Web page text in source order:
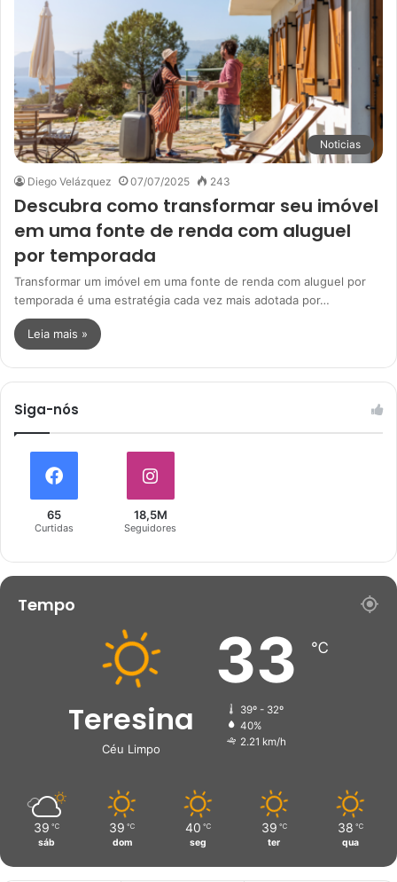
Noticias
Diego Velázquez 07/07/2025 243
Descubra como transformar seu imóvel
em uma fonte de renda com aluguel
por temporada
Transformar um imóvel em uma fonte de renda com aluguel por
temporada é uma estratégia cada vez mais adotada por…
Leia mais »
Siga-nós
65
Curtidas
18,5M
Seguidores
Tempo
Teresina
Céu Limpo
33 ℃
39º - 32º
40%
2.21 km/h
39 ℃
sáb
39 ℃
dom
40 ℃
seg
39 ℃
ter
38 ℃
qua